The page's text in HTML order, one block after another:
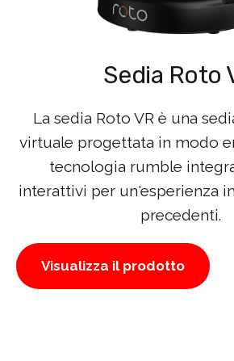
Sedia Roto
La sedia Roto VR è una
virtuale progettata in modo
tecnologia rumble
interattivi per un'esperienza
precedenti.
Visualizza il prodotto